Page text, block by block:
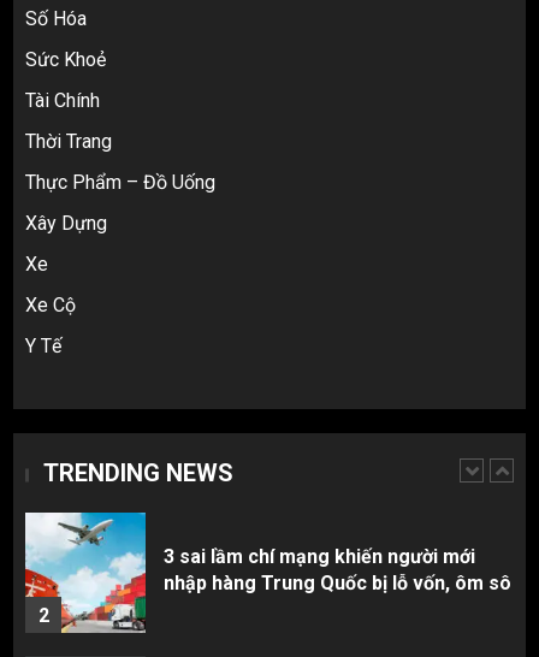
Số Hóa
Sức Khoẻ
Tài Chính
Thời Trang
Thực Phẩm – Đồ Uống
Xây Dựng
Xe
Xe Cộ
Y Tế
TRENDING NEWS
5
2
3 sai lầm chí mạng khiến người mới
nhập hàng Trung Quốc bị lỗ vốn, ôm sô
3
Top 10 nguồn hàng thời trang 1688 giá
rẻ giật mình cho dân buôn mới